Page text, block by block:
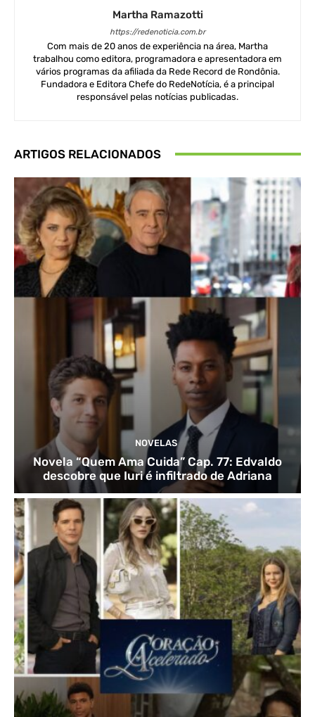
Martha Ramazotti
https://redenoticia.com.br
Com mais de 20 anos de experiência na área, Martha
trabalhou como editora, programadora e apresentadora em
vários programas da afiliada da Rede Record de Rondônia.
Fundadora e Editora Chefe do RedeNotícia, é a principal
responsável pelas notícias publicadas.
ARTIGOS RELACIONADOS
NOVELAS
Novela “Quem Ama Cuida” Cap. 77: Edvaldo
descobre que Iuri é infiltrado de Adriana